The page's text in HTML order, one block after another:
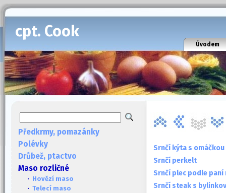
cpt. Cook
Úvodem
Předkrmy, pomazánky
Polévky
Drůbež, ptactvo
Maso rozličné
· Hovězí maso
· Telecí maso
Srnčí kýta s omáčkou
Srnčí perkelt
Srnčí plec podle paní
Srnčí steak s